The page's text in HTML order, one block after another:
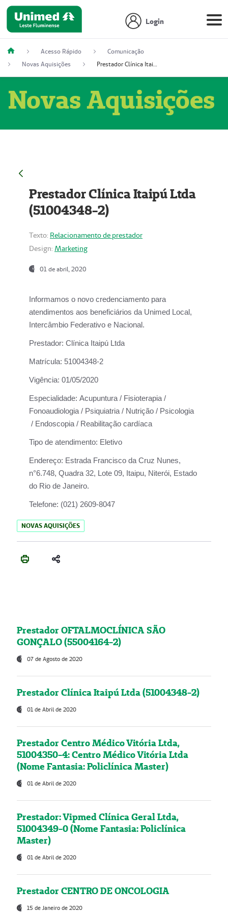
Login
Acesso Rápido
Comunicação
Novas Aquisições
Prestador Clínica Itaipú Ltda (51004348-2)
Novas Aquisições
Prestador Clínica Itaipú Ltda
(51004348-2)
Texto: Relacionamento de prestador
Design: Marketing
01 de abril, 2020
Informamos o novo credenciamento para
atendimentos aos beneficiários da Unimed Local,
Intercâmbio Federativo e Nacional.
Prestador: Clínica Itaipú Ltda
Matrícula: 51004348-2
Vigência: 01/05/2020
Especialidade: Acupuntura / Fisioterapia /
Fonoaudiologia / Psiquiatria / Nutrição / Psicologia
/ Endoscopia / Reabilitação cardíaca
Tipo de atendimento: Eletivo
Endereço: Estrada Francisco da Cruz Nunes,
n°6.748, Quadra 32, Lote 09, Itaipu, Niterói, Estado
do Rio de Janeiro.
Telefone: (021) 2609-8047
NOVAS AQUISIÇÕES
Prestador OFTALMOCLÍNICA SÃO
GONÇALO (55004164-2)
07 de Agosto de 2020
Prestador Clínica Itaipú Ltda (51004348-2)
01 de Abril de 2020
Prestador Centro Médico Vitória Ltda,
51004350-4: Centro Médico Vitória Ltda
(Nome Fantasia: Policlínica Master)
01 de Abril de 2020
Prestador: Vipmed Clínica Geral Ltda,
51004349-0 (Nome Fantasia: Policlínica
Master)
01 de Abril de 2020
Prestador CENTRO DE ONCOLOGIA
15 de Janeiro de 2020